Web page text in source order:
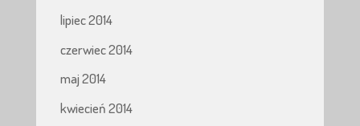
lipiec 2014
czerwiec 2014
maj 2014
kwiecień 2014